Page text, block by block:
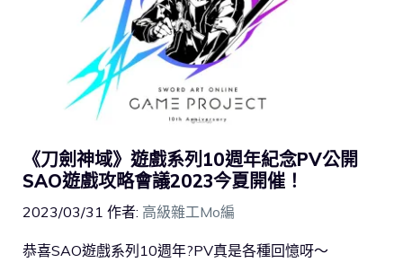
《刀劍神域》遊戲系列10週年紀念PV公開
SAO遊戲攻略會議2023今夏開催！
2023/03/31 作者: 高級雜工Mo編
恭喜SAO遊戲系列10週年?PV真是各種回憶呀～